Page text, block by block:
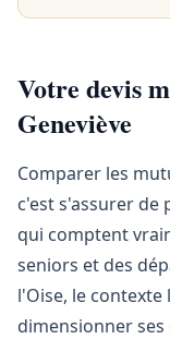
Votre devis
Geneviève
Comparer les
c'est s'assurer de
qui comptent
seniors et des
l'Oise, le contexte
dimensionner